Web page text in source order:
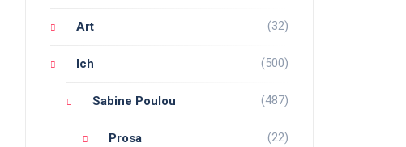
Art (32)
Ich (500)
Sabine Poulou (487)
Prosa (22)